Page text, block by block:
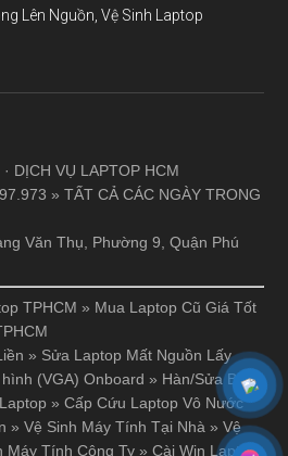
Lên Nguồn, Vệ Sinh Laptop
DỊCH VỤ LAPTOP HCM
» TẤT CẢ CÁC NGÀY TRONG
Văn Thụ, Phường 9, Quận Phú
TPHCM » Mua Laptop Cũ Giá Tốt
» Sửa Laptop Mất Nguồn Lấy
(VGA) Onboard » Hàn/Sửa Bản
»Cấp Cứu Laptop Vô Nước
»Vệ Sinh Máy Tính Tại Nhà »Vệ
Máy Tính Công Ty »Cài Win Laptop